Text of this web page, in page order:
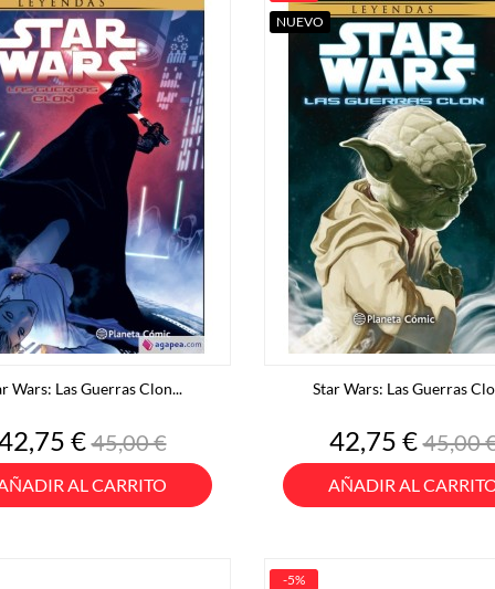
Wars: Las Guerras Clon...
€Precio
base
45,00 €
AL CARRITO
Star Wars: Las Guerras
Precio
42,75 €
base
45,00
AÑADIR AL
NUEVO
-5%